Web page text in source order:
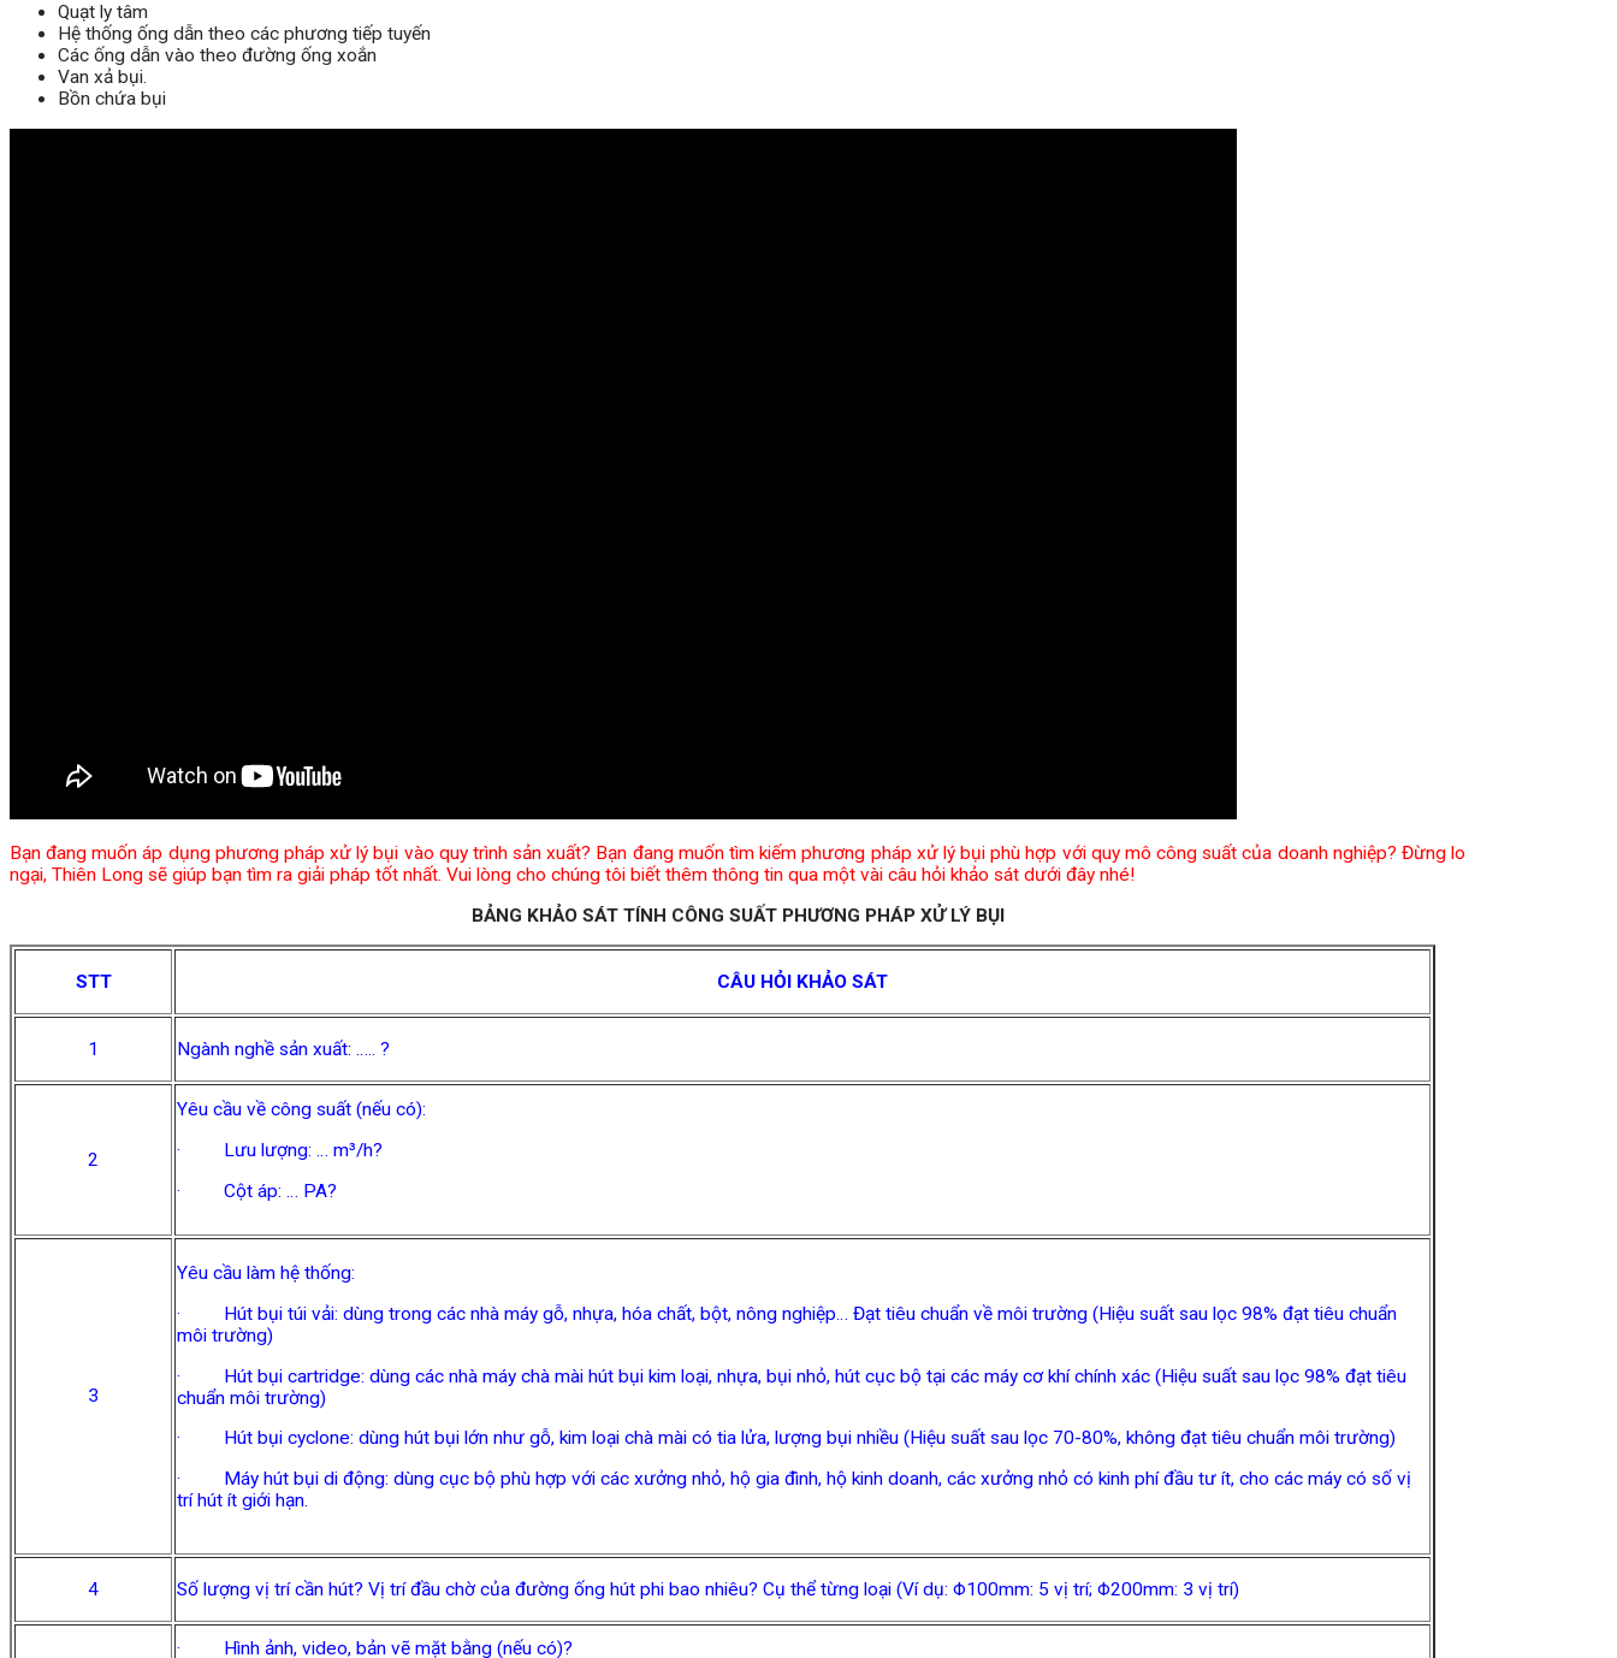
Quạt ly tâm
Hệ thống ống dẫn theo các phương tiếp tuyến
Các ống dẫn vào theo đường ống xoắn
Van xả bụi.
Bồn chứa bụi
Bạn đang muốn áp dụng phương pháp xử lý bụi vào quy trình sản xuất? Bạn đang muốn tìm kiếm phương pháp xử lý bụi phù hợp với quy mô công suất của doanh nghiệp? Đừng lo
ngại, Thiên Long sẽ giúp bạn tìm ra giải pháp tốt nhất. Vui lòng cho chúng tôi biết thêm thông tin qua một vài câu hỏi khảo sát dưới đây nhé!
BẢNG KHẢO SÁT TÍNH CÔNG SUẤT PHƯƠNG PHÁP XỬ LÝ BỤI
STT CÂU HỎI KHẢO SÁT
1 Ngành nghề sản xuất: ….. ?
2
Yêu cầu về công suất (nếu có):
· Lưu lượng: … m³/h?
· Cột áp: … PA?
3
Yêu cầu làm hệ thống:
· Hút bụi túi vải: dùng trong các nhà máy gỗ, nhựa, hóa chất, bột, nông nghiệp… Đạt tiêu chuẩn về môi trường (Hiệu suất sau lọc 98% đạt tiêu chuẩn
môi trường)
· Hút bụi cartridge: dùng các nhà máy chà mài hút bụi kim loại, nhựa, bụi nhỏ, hút cục bộ tại các máy cơ khí chính xác (Hiệu suất sau lọc 98% đạt tiêu
chuẩn môi trường)
· Hút bụi cyclone: dùng hút bụi lớn như gỗ, kim loại chà mài có tia lửa, lượng bụi nhiều (Hiệu suất sau lọc 70-80%, không đạt tiêu chuẩn môi trường)
· Máy hút bụi di động: dùng cục bộ phù hợp với các xưởng nhỏ, hộ gia đình, hộ kinh doanh, các xưởng nhỏ có kinh phí đầu tư ít, cho các máy có số vị
trí hút ít giới hạn.
4 Số lượng vị trí cần hút? Vị trí đầu chờ của đường ống hút phi bao nhiêu? Cụ thể từng loại (Ví dụ: Φ100mm: 5 vị trí; Φ200mm: 3 vị trí)
· Hình ảnh, video, bản vẽ mặt bằng (nếu có)?